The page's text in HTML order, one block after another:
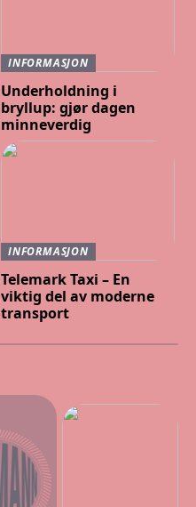
INFORMASJON
Underholdning i
bryllup: gjør dagen
minneverdig
INFORMASJON
Telemark Taxi – En
viktig del av moderne
transport